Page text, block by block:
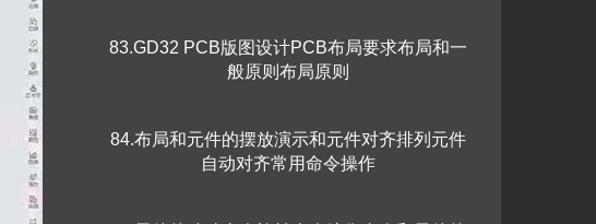
83.GD32 PCB版图设计PCB布局要求布局和一
般原则布局原则
84.布局和元件的摆放演示和元件对齐排列元件
自动对齐常用命令操作